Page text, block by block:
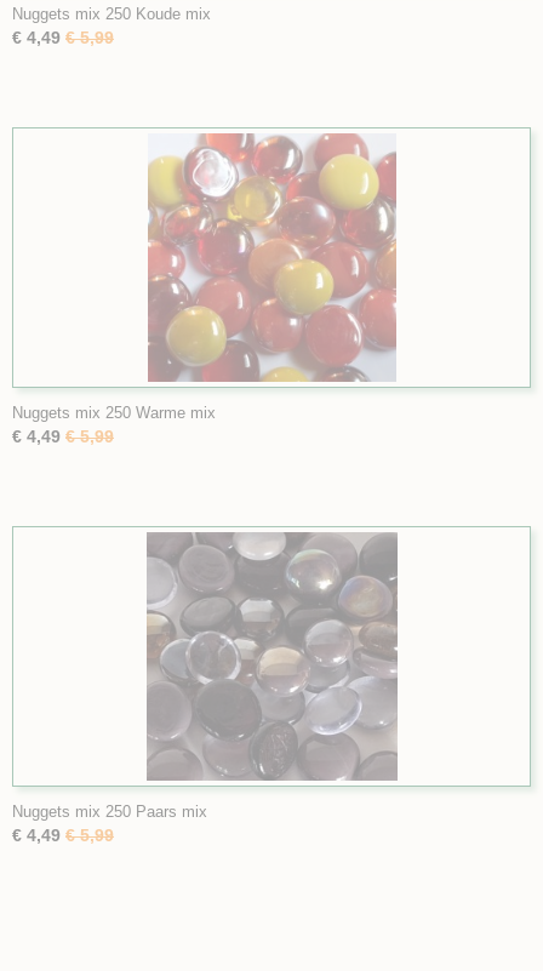
Nuggets mix 250 Koude mix
€ 4,49 € 5,99
Nuggets mix 250 Warme mix
€ 4,49 € 5,99
Nuggets mix 250 Paars mix
€ 4,49 € 5,99